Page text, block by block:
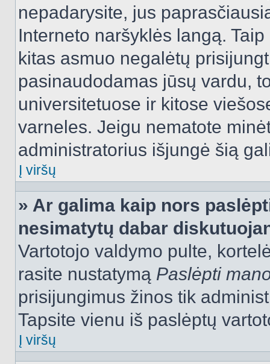
nepadarysite, jus
Interneto naršyklės langą.
kitas asmuo negalėtų
pasinaudodamas jūsų vardu,
universitetuose ir kitose
varneles. Jeigu nematote
administratorius išjungė šią
Į viršų
» Ar galima kaip nors
nesimatytų dabar
Vartotojo valdymo pulte,
rasite nustatymą Paslėpti
prisijungimus žinos tik
Tapsite vienu iš paslėptų
Į viršų